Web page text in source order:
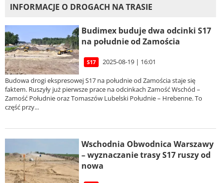
INFORMACJE O DROGACH NA TRASIE
Budimex buduje dwa odcinki S17
na południe od Zamościa
S17 2025-08-19 | 16:01
Budowa drogi ekspresowej S17 na południe od Zamościa staje się
faktem. Ruszyły już pierwsze prace na odcinkach Zamość Wschód –
Zamość Południe oraz Tomaszów Lubelski Południe – Hrebenne. To
część przy...
Wschodnia Obwodnica Warszawy
– wyznaczanie trasy S17 ruszy od
nowa